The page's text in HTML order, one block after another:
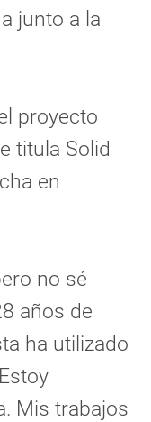
junto a la
proyecto
titula Solid
en
no sé
años de
ha utilizado
Mis trabajos